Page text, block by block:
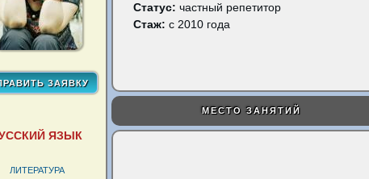
ЯЗЫК
ЛИТЕРАТУРА
Статус: частный репетитор
Стаж: с 2010 года
МЕСТО ЗАНЯТИЙ